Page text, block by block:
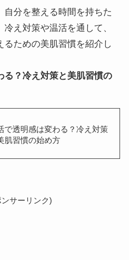
自分を整える時間を持ちた
え対策や温活を通して、
るための美肌習慣を紹介し
る？冷え対策と美肌習慣の
で透明感は変わる？冷え対策
肌習慣の始め方
ンサーリンク)